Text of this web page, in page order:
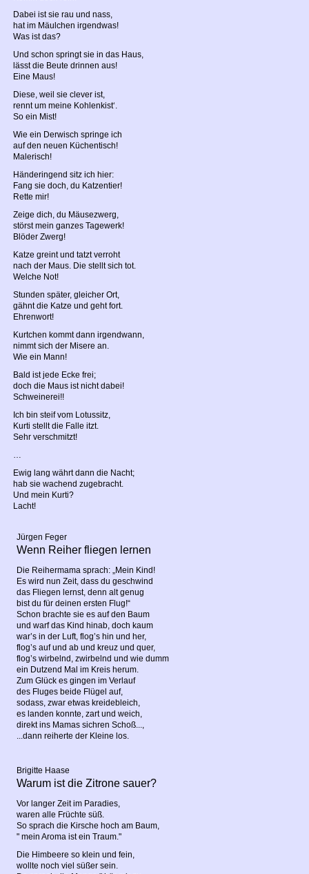
Dabei ist sie rau und nass,
hat im Mäulchen irgendwas!
Was ist das?
Und schon springt sie in das Haus,
lässt die Beute drinnen aus!
Eine Maus!
Diese, weil sie clever ist,
rennt um meine Kohlenkist‘.
So ein Mist!
Wie ein Derwisch springe ich
auf den neuen Küchentisch!
Malerisch!
Händeringend sitz ich hier:
Fang sie doch, du Katzentier!
Rette mir!
Zeige dich, du Mäusezwerg,
störst mein ganzes Tagewerk!
Blöder Zwerg!
Katze greint und tatzt verroht
nach der Maus. Die stellt sich tot.
Welche Not!
Stunden später, gleicher Ort,
gähnt die Katze und geht fort.
Ehrenwort!
Kurtchen kommt dann irgendwann,
nimmt sich der Misere an.
Wie ein Mann!
Bald ist jede Ecke frei;
doch die Maus ist nicht dabei!
Schweinerei!!
Ich bin steif vom Lotussitz,
Kurti stellt die Falle itzt.
Sehr verschmitzt!
…
Ewig lang währt dann die Nacht;
hab sie wachend zugebracht.
Und mein Kurti?
Lacht!
Jürgen Feger
Wenn Reiher fliegen lernen
Die Reihermama sprach: „Mein Kind!
Es wird nun Zeit, dass du geschwind
das Fliegen lernst, denn alt genug
bist du für deinen ersten Flug!“
Schon brachte sie es auf den Baum
und warf das Kind hinab, doch kaum
war’s in der Luft, flog’s hin und her,
flog’s auf und ab und kreuz und quer,
flog’s wirbelnd, zwirbelnd und wie dumm
ein Dutzend Mal im Kreis herum.
Zum Glück es gingen im Verlauf
des Fluges beide Flügel auf,
sodass, zwar etwas kreidebleich,
es landen konnte, zart und weich,
direkt ins Mamas sichren Schoß...,
...dann reiherte der Kleine los.
Brigitte Haase
Warum ist die Zitrone sauer?
Vor langer Zeit im Paradies,
waren alle Früchte süß.
So sprach die Kirsche hoch am Baum,
" mein Aroma ist ein Traum."
Die Himbeere so klein und fein,
wollte noch viel süßer sein.